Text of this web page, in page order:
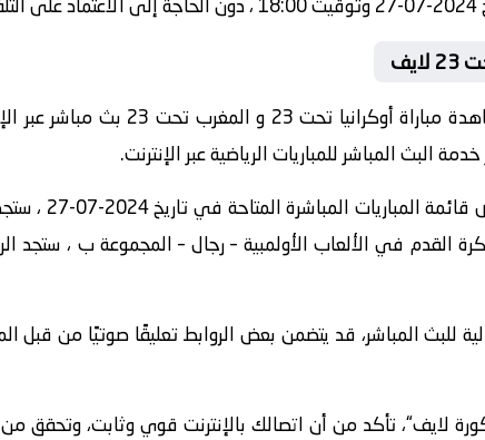
عبر الإنترنت للاستمتاع بتجربة مشاهدة رائعة، “
البث المباشر للمباريات الرياضية عبر الإنترنت.
كرة القدم في الألعاب الأولمبية – رجال – المجموعة ب ، ستجد
للبث المباشر، قد يتضمن بعض الروابط تعليقًا صوتيًا من
لايف“، تأكد من أن اتصالك بالإنترنت قوي وثابت،